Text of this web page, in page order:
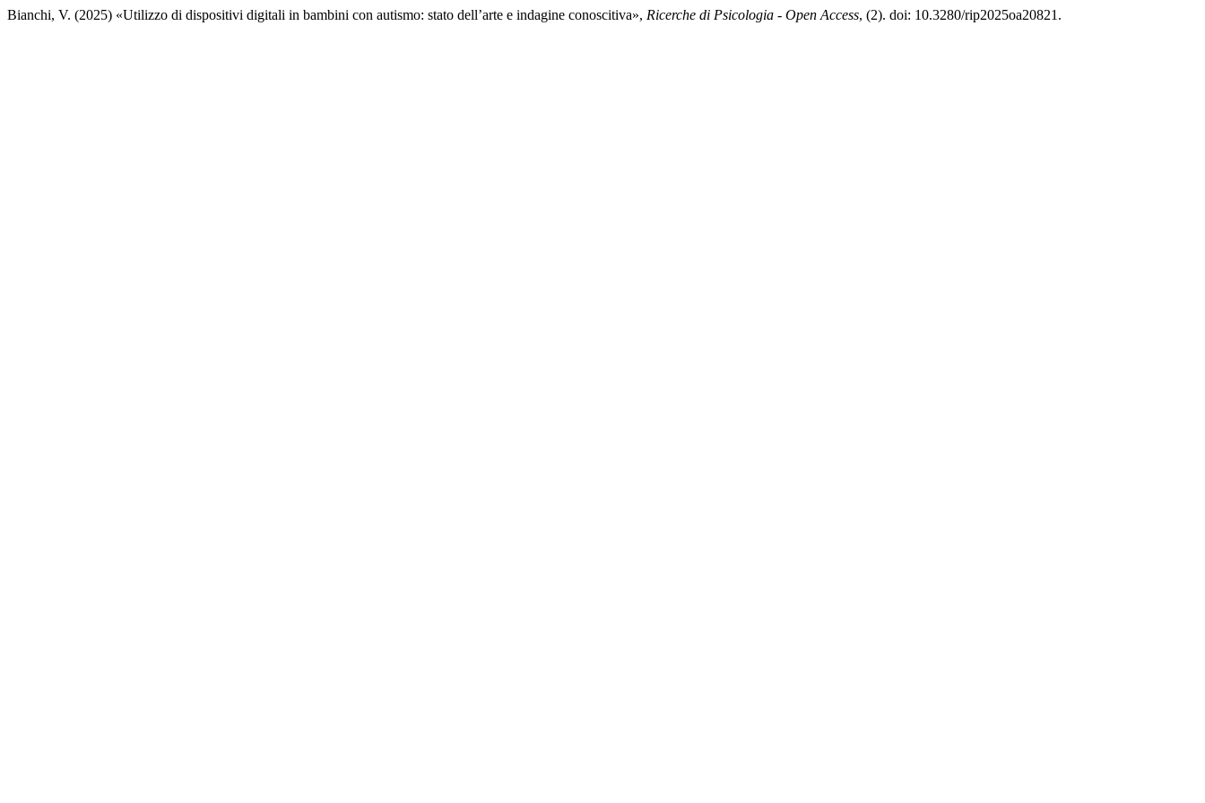
Bianchi, V. (2025) «Utilizzo di dispositivi digitali in bambini con autismo: stato dell’arte e indagine conoscitiva», Ricerche di Psicologia - Open Access, (2). doi: 10.3280/rip2025oa20821.